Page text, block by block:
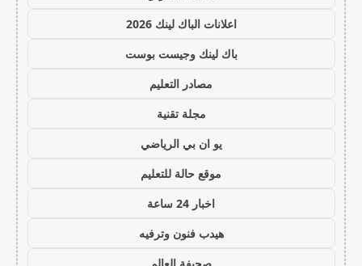
اعلانات الباك لينك 2026
باك لينك وجيست بوست
مصادر التعليم
مجلة تقنية
يو ان بي الرياضي
موقع حالة للتعليم
اخبار 24 ساعة
هيدب فنون وترفيه